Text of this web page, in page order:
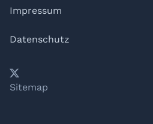
Impressum
Datenschutz
YouTube
𝕏 LinkedIn
Telegram
Sitemap